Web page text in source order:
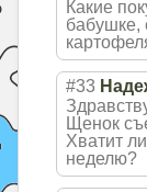
Какие
бабушке,
#33
Щенок
Хватит
неделю?